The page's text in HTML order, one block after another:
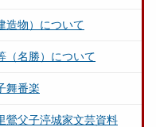
造物）について
（名勝）について
舞番楽
父子渟城家文芸資料